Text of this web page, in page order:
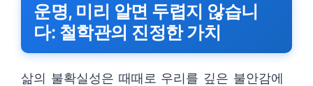
운명, 미리 알면 두렵지 않습니
다: 철학관의 진정한 가치
삶의 불확실성은 때때로 우리를 깊은 불안감에